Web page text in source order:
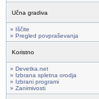
Učna gradiva
» Iščite
» Pregled povpraševanja
Koristno
» Devetka.net
» Izbrana spletna orodja
» Izbrani programi
» Zanimivosti